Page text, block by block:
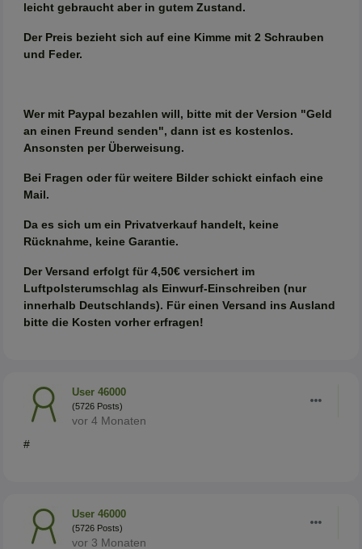
leicht gebraucht aber in gutem Zustand.
Der Preis bezieht sich auf eine Kimme mit 2 Schrauben
und Feder.
Wer mit Paypal bezahlen will, bitte mit der Version "Geld
an einen Freund senden", dann ist es kostenlos.
Ansonsten per Überweisung.
Bei Fragen oder für weitere Bilder schickt einfach eine
Mail.
Da es sich um ein Privatverkauf handelt, keine
Rücknahme, keine Garantie.
Der Versand erfolgt für 4,50€ versichert im
Luftpolsterumschlag als Einwurf-Einschreiben (nur
innerhalb Deutschlands). Für einen Versand ins Ausland
bitte die Kosten vorher erfragen!
User 46000
(5726 Posts)
vor 4 Monaten
#
User 46000
(5726 Posts)
vor 3 Monaten